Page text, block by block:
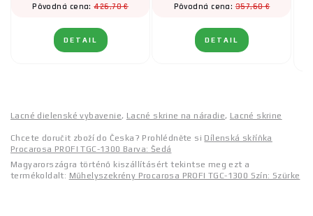
Pôvodná cena:426,70 €
DETAIL
Pôvodná cena:357,60 €
DETAIL
Lacné dielenské vybavenie, Lacné skrine na náradie, Lacné skrine
Chcete doručit zboží do Česka? Prohlédněte si Dílenská skříňka
Procarosa PROFI TGC-1300 Barva: Šedá
Magyarországra történő kiszállításért tekintse meg ezt a
termékoldalt: Műhelyszekrény Procarosa PROFI TGC-1300 Szín: Szürke